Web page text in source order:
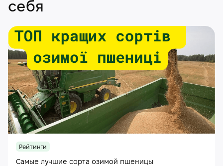
себя
Рейтинги
Самые лучшие сорта озимой пшеницы